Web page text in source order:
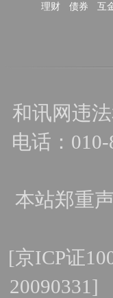
理财
债券 互
和讯网违
电话：
本站郑重
[京ICP证
20090331]